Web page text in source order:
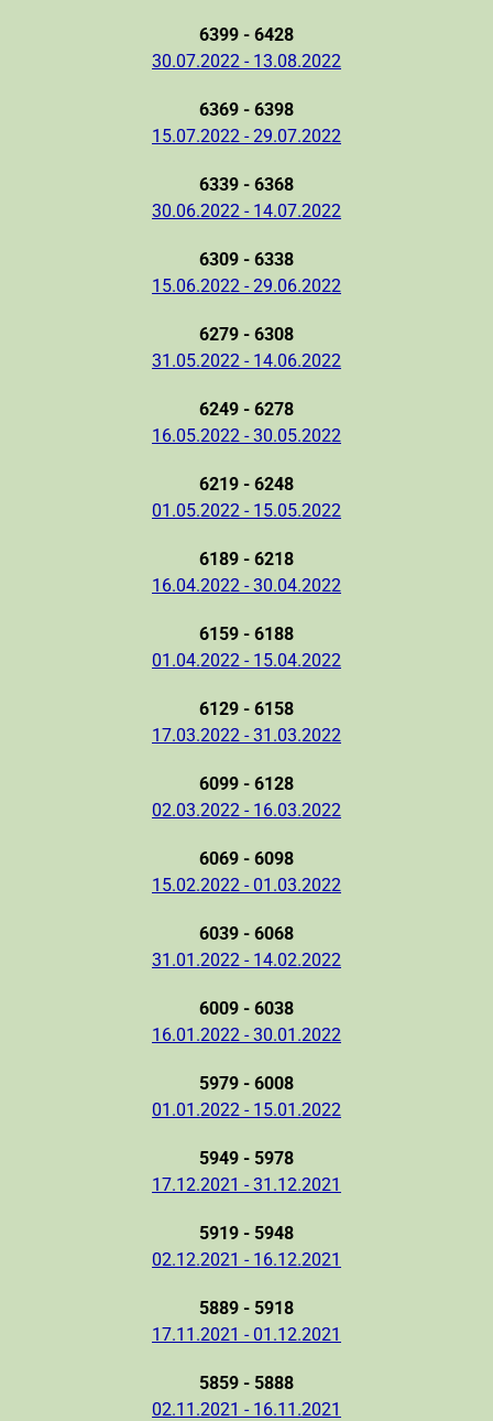
6399 - 6428
30.07.2022 - 13.08.2022
6369 - 6398
15.07.2022 - 29.07.2022
6339 - 6368
30.06.2022 - 14.07.2022
6309 - 6338
15.06.2022 - 29.06.2022
6279 - 6308
31.05.2022 - 14.06.2022
6249 - 6278
16.05.2022 - 30.05.2022
6219 - 6248
01.05.2022 - 15.05.2022
6189 - 6218
16.04.2022 - 30.04.2022
6159 - 6188
01.04.2022 - 15.04.2022
6129 - 6158
17.03.2022 - 31.03.2022
6099 - 6128
02.03.2022 - 16.03.2022
6069 - 6098
15.02.2022 - 01.03.2022
6039 - 6068
31.01.2022 - 14.02.2022
6009 - 6038
16.01.2022 - 30.01.2022
5979 - 6008
01.01.2022 - 15.01.2022
5949 - 5978
17.12.2021 - 31.12.2021
5919 - 5948
02.12.2021 - 16.12.2021
5889 - 5918
17.11.2021 - 01.12.2021
5859 - 5888
02.11.2021 - 16.11.2021